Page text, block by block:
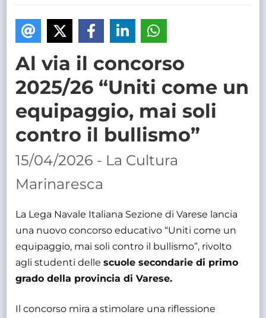
Al via il concorso
2025/26 “Uniti come un
equipaggio, mai soli
contro il bullismo”
15/04/2026 - La Cultura
Marinaresca
La Lega Navale Italiana Sezione di Varese lancia
una nuovo concorso educativo “Uniti come un
equipaggio, mai soli contro il bullismo”, rivolto
agli studenti dellescuole secondarie di primo
grado della provincia di Varese.
Il concorso mira a stimolare una riflessione